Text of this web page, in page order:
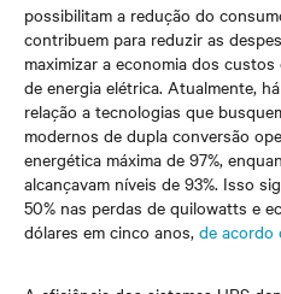
possibilitam a redução do
contribuem para reduzir as
maximizar a economia dos
de energia elétrica. Atualmente,
relação a tecnologias que
modernos de dupla conversão
energética máxima de 97%,
alcançavam níveis de 93%. Isso
50% nas perdas de quilowatts e
dólares em cinco anos, de acordo